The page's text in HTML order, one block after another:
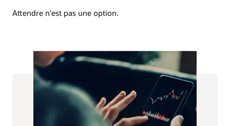
Attendre n'est pas une option.